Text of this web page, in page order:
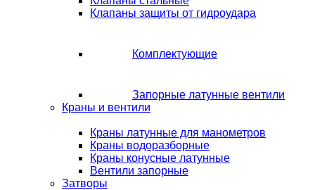
Клапаны защиты от гидроудара
Комплектующие
Запорные латунные вентили
Краны и вентили
Краны латунные для манометров
Краны водоразборные
Краны конусные латунные
Вентили запорные
Затворы